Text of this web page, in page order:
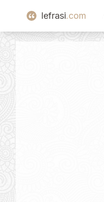
lefrasi.com